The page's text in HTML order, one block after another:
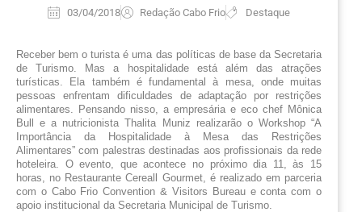
03/04/2018 Redação Cabo Frio Destaque
Receber bem o turista é uma das políticas de base da Secretaria
de Turismo. Mas a hospitalidade está além das atrações
turísticas. Ela também é fundamental à mesa, onde muitas
pessoas enfrentam dificuldades de adaptação por restrições
alimentares. Pensando nisso, a empresária e eco chef Mônica
Bull e a nutricionista Thalita Muniz realizarão o Workshop “A
Importância da Hospitalidade à Mesa das Restrições
Alimentares” com palestras destinadas aos profissionais da rede
hoteleira. O evento, que acontece no próximo dia 11, às 15
horas, no Restaurante Cereall Gourmet, é realizado em parceria
com o Cabo Frio Convention & Visitors Bureau e conta com o
apoio institucional da Secretaria Municipal de Turismo.